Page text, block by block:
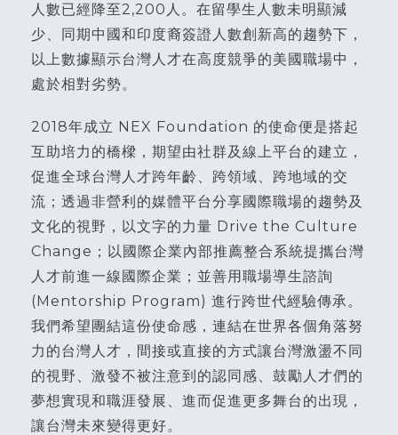
人數已經降至2,200人。在留學生人數未明顯減
少、同期中國和印度裔簽證人數創新高的趨勢下，
以上數據顯示台灣人才在高度競爭的美國職場中，
處於相對劣勢。
2018年成立 NEX Foundation 的使命便是搭起
互助培力的橋樑，期望由社群及線上平台的建立，
促進全球台灣人才跨年齡、跨領域、跨地域的交
流；透過非營利的媒體平台分享國際職場的趨勢及
文化的視野，以文字的力量 Drive the Culture
Change；以國際企業內部推薦整合系統提攜台灣
人才前進一線國際企業；並善用職場導生諮詢
(Mentorship Program) 進行跨世代經驗傳承。
我們希望團結這份使命感，連結在世界各個角落努
力的台灣人才，間接或直接的方式讓台灣激盪不同
的視野、激發不被注意到的認同感、鼓勵人才們的
夢想實現和職涯發展、進而促進更多舞台的出現，
讓台灣未來變得更好。